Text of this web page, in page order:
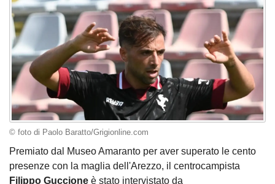
© foto di Paolo Baratto/Grigionline.com
Premiato dal Museo Amaranto per aver superato le cento
presenze con la maglia dell'Arezzo, il centrocampista
Filippo Guccione è stato intervistato da